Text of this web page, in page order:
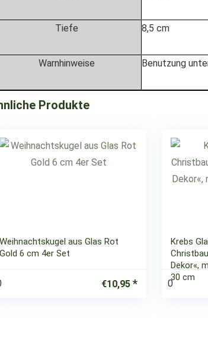
Tiefe 8,5 cm
Warnhinweise Benutzung
Produkte
Weihnachtskugel aus Glas Rot
Gold 6 cm 4er Set
€10,95
Krebs
Dekor«,
30 cm
0